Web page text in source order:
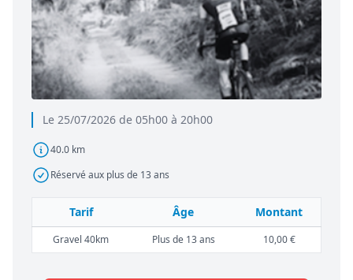
Le 25/07/2026 de 05h00 à 20h00
40.0 km
Réservé aux plus de 13 ans
Tarif Âge Montant
Gravel 40km Plus de 13 ans 10,00 €